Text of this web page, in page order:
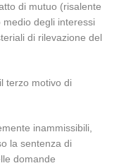
di mutuo (risalente
degli interessi
di rilevazione del
terzo motivo di
inammissibili,
la sentenza di
domande